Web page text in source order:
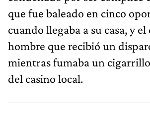
que fue baleado en cinco
cuando llegaba a su casa, y el
hombre que recibió un
mientras fumaba un
del casino local.